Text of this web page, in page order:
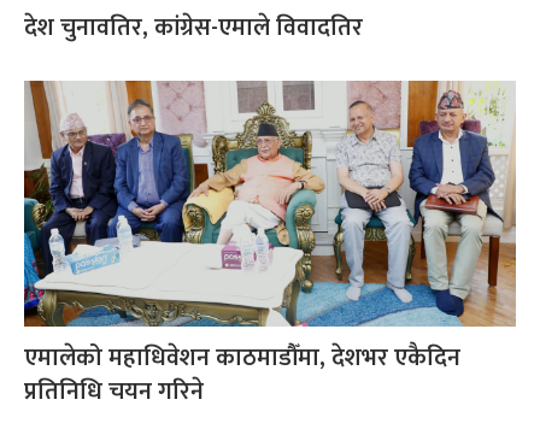
देश चुनावतिर, कांग्रेस-एमाले विवादतिर
एमालेको महाधिवेशन काठमाडौँमा, देशभर एकैदिन
प्रतिनिधि चयन गरिने